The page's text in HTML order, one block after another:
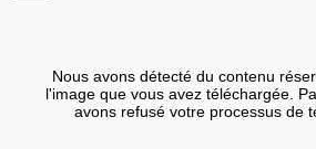
Nous avons détecté du contenu
l'image que vous avez téléchargée.
avons refusé votre processus de